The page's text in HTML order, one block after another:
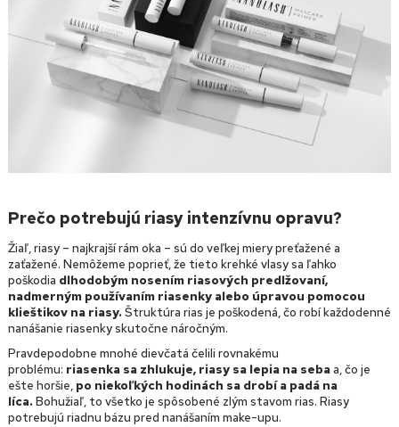
Prečo potrebujú riasy intenzívnu opravu?
Žiaľ, riasy – najkrajší rám oka – sú do veľkej miery preťažené a
zaťažené. Nemôžeme poprieť, že tieto krehké vlasy sa ľahko
poškodia dlhodobým nosením riasových predlžovaní,
nadmerným používaním riasenky alebo úpravou pomocou
klieštikov na riasy. Štruktúra rias je poškodená, čo robí každodenné
nanášanie riasenky skutočne náročným.
Pravdepodobne mnohé dievčatá čelili rovnakému
problému: riasenka sa zhlukuje, riasy sa lepia na sebaa, čo je
ešte horšie, po niekoľkých hodinách sa drobí a padá na
líca. Bohužiaľ, to všetko je spôsobené zlým stavom rias. Riasy
potrebujú riadnu bázu pred nanášaním make-upu.